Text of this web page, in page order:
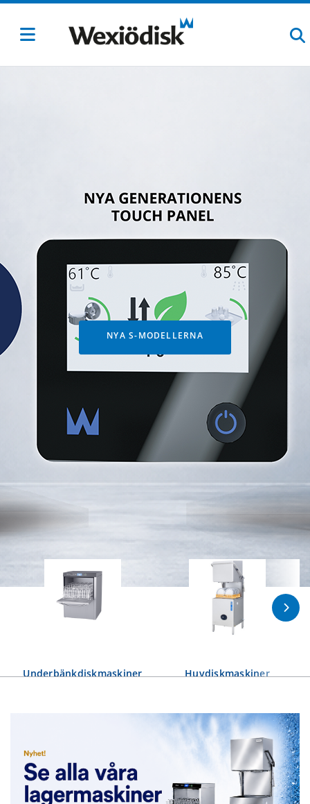
NYA S-MODELLERNA
Underbänkdiskmaskiner Huvdiskmaskiner